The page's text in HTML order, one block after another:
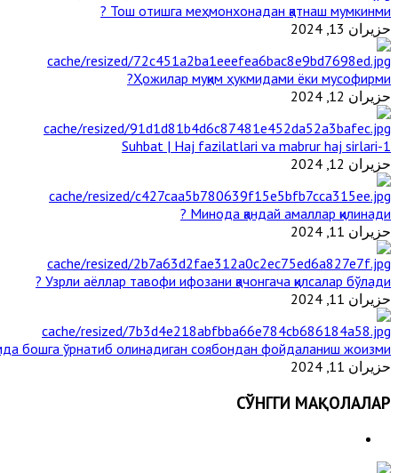
Тош отишга меҳмонхонадан қатнаш мумкинми ?
حزيران 13, 2024
Ҳожилар муқим ҳукмидами ёки мусофирми?
حزيران 12, 2024
1-Suhbat | Haj fazilatlari va mabrur haj sirlari
حزيران 12, 2024
Минода қандай амаллар қилинади ?
حزيران 11, 2024
Узрли аёллар тавофи ифозани қачонгача қилсалар бўлади ?
حزيران 11, 2024
бошга ўрнатиб олинадиган соябондан фойдаланиш жоизми ?
حزيران 11, 2024
СЎНГГИ МАҚОЛАЛАР